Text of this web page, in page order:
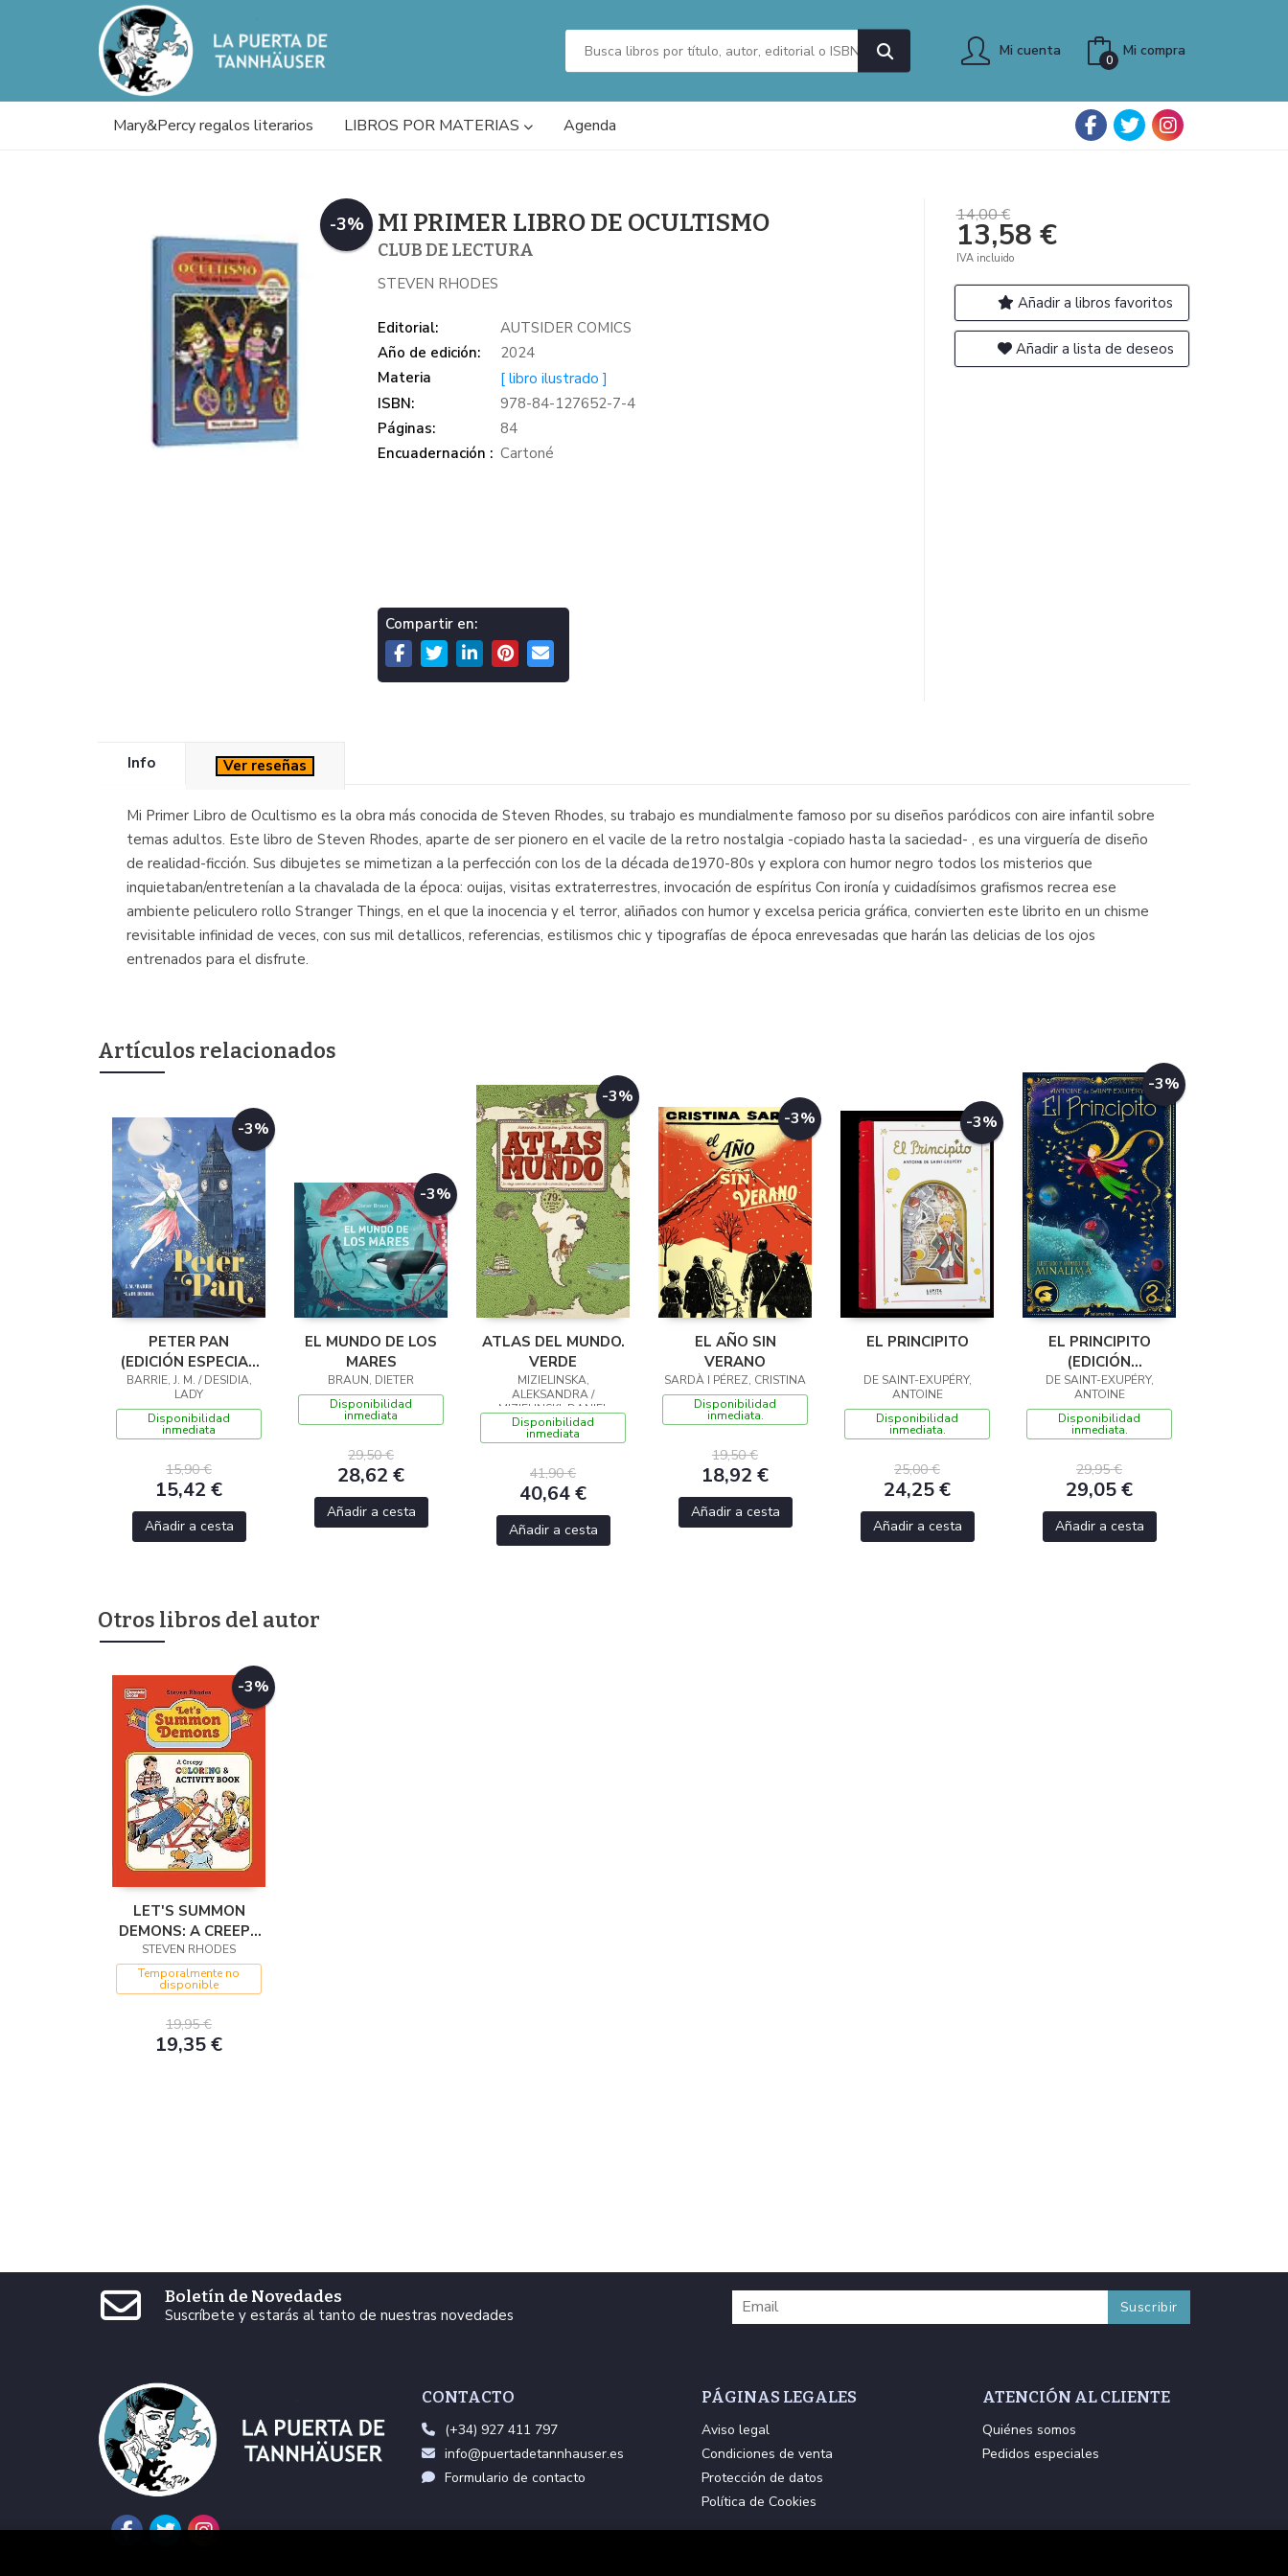
Mi cuenta Mi compra
0
Mary&Percy regalos literarios LIBROS POR MATERIAS Agenda
-3% MI PRIMER LIBRO DE OCULTISMO
CLUB DE LECTURA
STEVEN RHODES
Editorial:
AUTSIDER COMICS
Año de edición:
2024
Materia
[ libro ilustrado ]
ISBN:
978-84-127652-7-4
Páginas:
84
Encuadernación : Cartoné
Compartir en:
14,00 €
13,58 €
IVA incluido
Añadir a libros favoritos
Añadir a lista de deseos
Info Ver reseñas
Mi Primer Libro de Ocultismo es la obra más conocida de Steven Rhodes, su trabajo es mundialmente famoso por su diseños paródicos con aire infantil sobre
temas adultos. Este libro de Steven Rhodes, aparte de ser pionero en el vacile de la retro nostalgia -copiado hasta la saciedad- , es una virguería de diseño
de realidad-ficción. Sus dibujetes se mimetizan a la perfección con los de la década de1970-80s y explora con humor negro todos los misterios que
inquietaban/entretenían a la chavalada de la época: ouijas, visitas extraterrestres, invocación de espíritus Con ironía y cuidadísimos grafismos recrea ese
ambiente peliculero rollo Stranger Things, en el que la inocencia y el terror, aliñados con humor y excelsa pericia gráfica, convierten este librito en un chisme
revisitable infinidad de veces, con sus mil detallicos, referencias, estilismos chic y tipografías de época enrevesadas que harán las delicias de los ojos
entrenados para el disfrute.
Artículos relacionados
-3%
PETER PAN
(EDICIÓN ESPECIAL
CON CANTOS
TINTADOS)
BARRIE, J. M. / DESIDIA,
LADY
Disponibilidad
inmediata
15,90 €
15,42 €
Añadir a cesta
-3%
EL MUNDO DE LOS
MARES
BRAUN, DIETER
Disponibilidad
inmediata
29,50 €
28,62 €
Añadir a cesta
-3%
ATLAS DEL MUNDO.
VERDE
MIZIELINSKA,
ALEKSANDRA /
MIZIELINSKI, DANIEL
Disponibilidad
inmediata
41,90 €
40,64 €
Añadir a cesta
-3%
EL AÑO SIN
VERANO
SARDÀ I PÉREZ, CRISTINA
Disponibilidad
inmediata.
19,50 €
18,92 €
Añadir a cesta
-3%
EL PRINCIPITO
DE SAINT-EXUPÉRY,
ANTOINE
Disponibilidad
inmediata.
25,00 €
24,25 €
Añadir a cesta
-3%
EL PRINCIPITO
(EDICIÓN
ILUSTRADA Y
ANIMADA POR
MINALIMA)
DE SAINT-EXUPÉRY,
ANTOINE
Disponibilidad
inmediata.
29,95 €
29,05 €
Añadir a cesta
Otros libros del autor
-3%
LET'S SUMMON
DEMONS: A CREEPY
COLORING AND
ACTIVITY BOOK
STEVEN RHODES
Temporalmente no
disponible
19,95 €
19,35 €
Boletín de Novedades
Suscríbete y estarás al tanto de nuestras novedades
CONTACTO
(+34) 927 411 797
info@puertadetannhauser.es
Formulario de contacto
PÁGINAS LEGALES
Aviso legal
Condiciones de venta
Protección de datos
Política de Cookies
ATENCIÓN AL CLIENTE
Quiénes somos
Pedidos especiales